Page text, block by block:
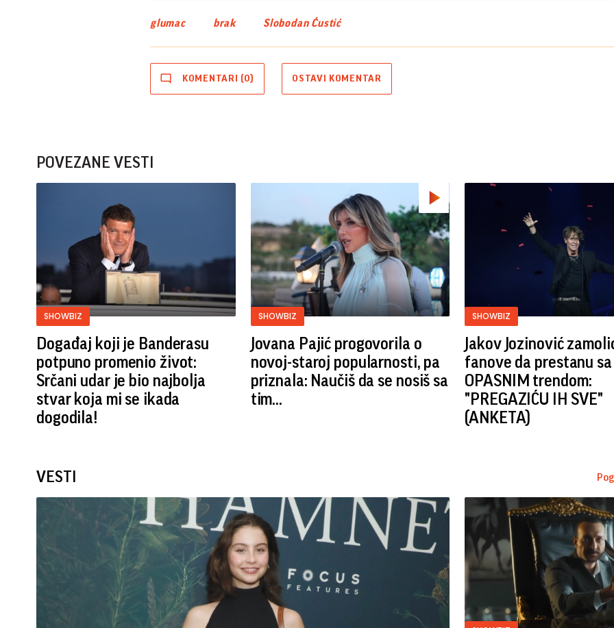
glumac brak Slobodan Ćustić
KOMENTARI (0) OSTAVI KOMENTAR
POVEZANE VESTI
SHOWBIZ
Događaj koji je Banderasu
potpuno promenio život:
Srčani udar je bio najbolja
stvar koja mi se ikada
dogodila!
SHOWBIZ
Jovana Pajić progovorila o
novoj-staroj popularnosti, pa
priznala: Naučiš da se nosiš sa
tim...
SHOWBIZ
Jakov Jozinović
fanove da prestanu sa
OPASNIM trendom:
"PREGAZIĆU IH SVE"
(ANKETA)
VESTI